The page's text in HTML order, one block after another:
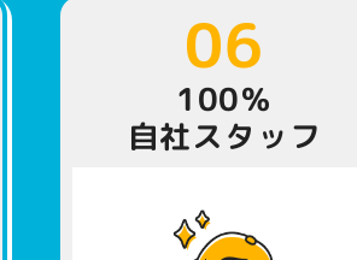
06
100％
自社スタッフ